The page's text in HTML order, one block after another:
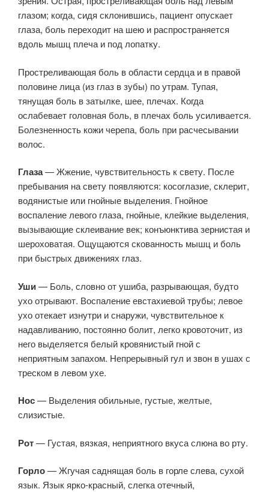
глазом; когда, сидя склонившись, пациент опускает
глаза, боль переходит на шею и распространяется
вдоль мышц плеча и под лопатку.
Простреливающая боль в области сердца и в правой
половине лица (из глаз в зубы) по утрам. Тупая,
тянущая боль в затылке, шее, плечах. Когда
ослабевает головная боль, в плечах боль усиливается.
Болезненность кожи черепа, боль при расчесывании
волос.
Глаза— Жжение, чувствительность к свету. После
пребывания на свету появляются: косоглазие, склерит,
водянистые или гнойные выделения. Гнойное
воспаление левого глаза, гнойные, клейкие выделения,
вызывающие склеивание век; конъюнктива зернистая и
шероховатая. Ощущаются скованность мышц и боль
при быстрых движениях глаз.
Уши— Боль, словно от ушиба, разрывающая, будто
ухо отрывают. Воспаление евстахиевой трубы; левое
ухо отекает изнутри и снаружи, чувствительное к
надавливанию, постоянно болит, легко кровоточит, из
него выделяется белый кровянистый гной с
неприятным запахом. Непрерывный гул и звон в ушах с
треском в левом ухе.
Нос— Выделения обильные, густые, желтые,
слизистые.
Рот— Густая, вязкая, неприятного вкуса слюна во рту.
Горло— Жгучая саднящая боль в горле слева, сухой
язык. Язык ярко-красный, слегка отечный,